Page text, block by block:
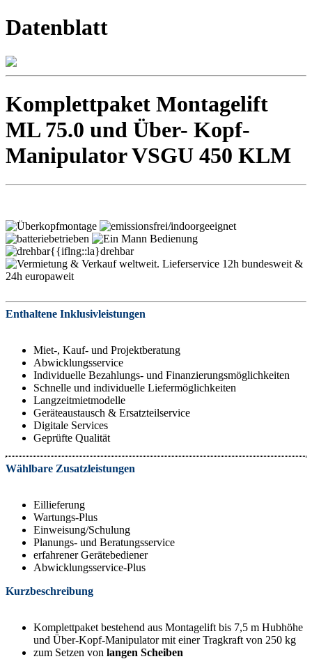
Datenblatt
Komplettpaket Montagelift
ML 75.0 und Über- Kopf-
Manipulator VSGU 450 KLM
Enthaltene Inklusivleistungen
Miet-, Kauf- und Projektberatung
Abwicklungsservice
Individuelle Bezahlungs- und Finanzierungsmöglichkeiten
Schnelle und individuelle Liefermöglichkeiten
Langzeitmietmodelle
Geräteaustausch & Ersatzteilservice
Digitale Services
Geprüfte Qualität
Wählbare Zusatzleistungen
Eillieferung
Wartungs-Plus
Einweisung/Schulung
Planungs- und Beratungsservice
erfahrener Gerätebediener
Abwicklungsservice-Plus
Kurzbeschreibung
Komplettpaket bestehend aus Montagelift bis 7,5 m Hubhöhe
und Über-Kopf-Manipulator mit einer Tragkraft von 250 kg
zum Setzen von langen Scheiben